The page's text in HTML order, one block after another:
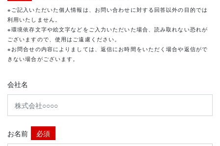
※ご記入いただいた個人情報は、お問い合わせに対する回答以外の目的では
利用いたしません。
※環境依存文字や絵文字などをご入力いただいた場合、読み取れない恐れが
ございますので、使用はご遠慮ください。
※お問合せの内容によりましては、返信にお時間をいただく場合や返信がで
きない場合がございます。
会社名
お名前 必須